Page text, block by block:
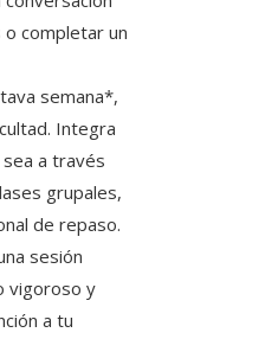
completar un
semana*,
Integra
sea a través
grupales,
de repaso.
sesión
vigoroso y
a tu